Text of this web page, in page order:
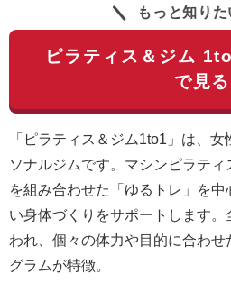
もっと知りた
ピラティス＆ジム
で見る
「ピラティス＆ジム1to1」は、
ソナルジムです。マシンピラテ
を組み合わせた「ゆるトレ」を
い身体づくりをサポートします
われ、個々の体力や目的に合わせ
グラムが特徴。